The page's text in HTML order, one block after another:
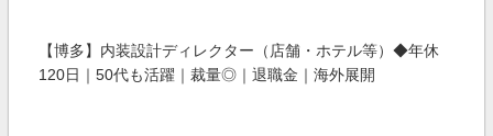
【博多】内装設計ディレクター（店舗・ホテル等）◆年休
120日｜50代も活躍｜裁量◎｜退職金｜海外展開